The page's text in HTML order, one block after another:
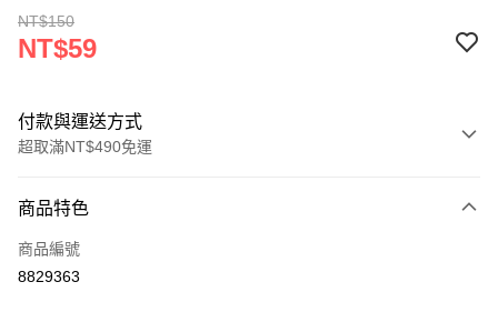
NT$150
NT$59
付款與運送方式
超取滿NT$490免運
信用卡一次付款
信用卡分期付款
商品特色
商品編號
8829363